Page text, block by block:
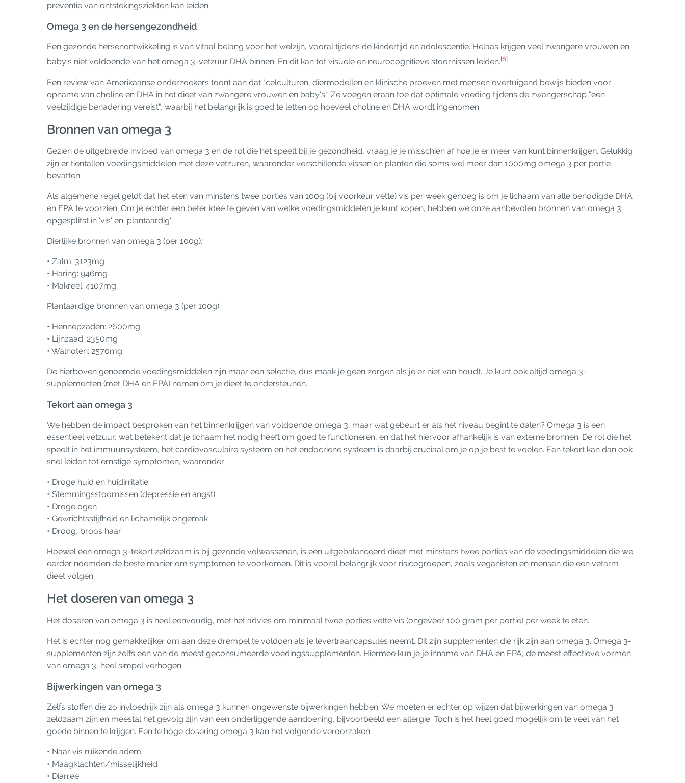
preventie van ontstekingsziekten kan leiden.
Omega 3 en de hersengezondheid
Een gezonde hersenontwikkeling is van vitaal belang voor het welzijn, vooral tijdens de kindertijd en adolescentie. Helaas krijgen veel zwangere vrouwen en
baby's niet voldoende van het omega 3-vetzuur DHA binnen. En dit kan tot visuele en neurocognitieve stoornissen leiden.[6]
Een review van Amerikaanse onderzoekers toont aan dat "celculturen, diermodellen en klinische proeven met mensen overtuigend bewijs bieden voor
opname van choline en DHA in het dieet van zwangere vrouwen en baby's". Ze voegen eraan toe dat optimale voeding tijdens de zwangerschap "een
veelzijdige benadering vereist", waarbij het belangrijk is goed te letten op hoeveel choline en DHA wordt ingenomen.
Bronnen van omega 3
Gezien de uitgebreide invloed van omega 3 en de rol die het speelt bij je gezondheid, vraag je je misschien af hoe je er meer van kunt binnenkrijgen. Gelukkig
zijn er tientallen voedingsmiddelen met deze vetzuren, waaronder verschillende vissen en planten die soms wel meer dan 1000mg omega 3 per portie
bevatten.
Als algemene regel geldt dat het eten van minstens twee porties van 100g (bij voorkeur vette) vis per week genoeg is om je lichaam van alle benodigde DHA
en EPA te voorzien. Om je echter een beter idee te geven van welke voedingsmiddelen je kunt kopen, hebben we onze aanbevolen bronnen van omega 3
opgesplitst in 'vis' en 'plantaardig':
Dierlijke bronnen van omega 3 (per 100g):
• Zalm: 3123mg
• Haring: 946mg
• Makreel: 4107mg
Plantaardige bronnen van omega 3 (per 100g):
• Hennepzaden: 2600mg
• Lijnzaad: 2350mg
• Walnoten: 2570mg
De hierboven genoemde voedingsmiddelen zijn maar een selectie, dus maak je geen zorgen als je er niet van houdt. Je kunt ook altijd omega 3-
supplementen (met DHA en EPA) nemen om je dieet te ondersteunen.
Tekort aan omega 3
We hebben de impact besproken van het binnenkrijgen van voldoende omega 3, maar wat gebeurt er als het niveau begint te dalen? Omega 3 is een
essentieel vetzuur, wat betekent dat je lichaam het nodig heeft om goed te functioneren, en dat het hiervoor afhankelijk is van externe bronnen. De rol die het
speelt in het immuunsysteem, het cardiovasculaire systeem en het endocriene systeem is daarbij cruciaal om je op je best te voelen. Een tekort kan dan ook
snel leiden tot ernstige symptomen, waaronder:
• Droge huid en huidirritatie
• Stemmingsstoornissen (depressie en angst)
• Droge ogen
• Gewrichtsstijfheid en lichamelijk ongemak
• Droog, broos haar
Hoewel een omega 3-tekort zeldzaam is bij gezonde volwassenen, is een uitgebalanceerd dieet met minstens twee porties van de voedingsmiddelen die we
eerder noemden de beste manier om symptomen te voorkomen. Dit is vooral belangrijk voor risicogroepen, zoals veganisten en mensen die een vetarm
dieet volgen.
Het doseren van omega 3
Het doseren van omega 3 is heel eenvoudig, met het advies om minimaal twee porties vette vis (ongeveer 100 gram per portie) per week te eten.
Het is echter nog gemakkelijker om aan deze drempel te voldoen als je levertraancapsules neemt. Dit zijn supplementen die rijk zijn aan omega 3. Omega 3-
supplementen zijn zelfs een van de meest geconsumeerde voedingssupplementen. Hiermee kun je je inname van DHA en EPA, de meest effectieve vormen
van omega 3, heel simpel verhogen.
Bijwerkingen van omega 3
Zelfs stoffen die zo invloedrijk zijn als omega 3 kunnen ongewenste bijwerkingen hebben. We moeten er echter op wijzen dat bijwerkingen van omega 3
zeldzaam zijn en meestal het gevolg zijn van een onderliggende aandoening, bijvoorbeeld een allergie. Toch is het heel goed mogelijk om te veel van het
goede binnen te krijgen. Een te hoge dosering omega 3 kan het volgende veroorzaken:
• Naar vis ruikende adem
• Maagklachten/misselijkheid
• Diarree